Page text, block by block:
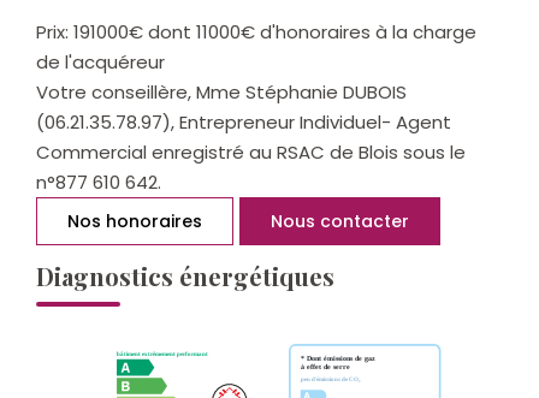
Prix: 191000€ dont 11000€ d'honoraires à la charge
de l'acquéreur
Votre conseillère, Mme Stéphanie DUBOIS
(06.21.35.78.97), Entrepreneur Individuel- Agent
Commercial enregistré au RSAC de Blois sous le
n°877 610 642.
Nos honoraires Nous contacter
Diagnostics énergétiques